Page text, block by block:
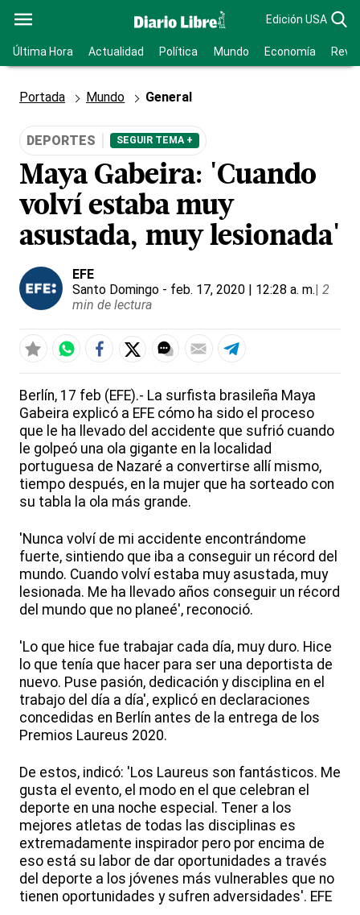
Edición USA
Última Hora Actualidad Política Mundo Economía
Portada Mundo General
DEPORTES SEGUIR TEMA +
Maya Gabeira: 'Cuando
volví estaba muy
asustada, muy lesionada'
EFE
Santo Domingo - feb. 17, 2020 | 12:28 a. m.| 2
min de lectura
Berlín, 17 feb (EFE).- La surfista brasileña Maya
Gabeira explicó a EFE cómo ha sido el proceso
que le ha llevado del accidente que sufrió cuando
le golpeó una ola gigante en la localidad
portuguesa de Nazaré a convertirse allí mismo,
tiempo después, en la mujer que ha sorteado con
su tabla la ola más grande.
'Nunca volví de mi accidente encontrándome
fuerte, sintiendo que iba a conseguir un récord del
mundo. Cuando volví estaba muy asustada, muy
lesionada. Me ha llevado años conseguir un récord
del mundo que no planeé', reconoció.
'Lo que hice fue trabajar cada día, muy duro. Hice
lo que tenía que hacer para ser una deportista de
nuevo. Puse pasión, dedicación y disciplina en el
trabajo del día a día', explicó en declaraciones
concedidas en Berlín antes de la entrega de los
Premios Laureus 2020.
De estos, indicó: 'Los Laureus son fantásticos. Me
gusta el evento, el modo en el que celebran el
deporte en una noche especial. Tener a los
mejores atletas de todas las disciplinas es
extremadamente inspirador pero por encima de
eso está su labor de dar oportunidades a través
del deporte a los jóvenes más vulnerables que no
tienen oportunidades y sufren adversidades'. EFE